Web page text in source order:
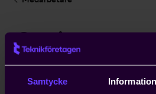
Samtycke Information
Carin
Affärsjurist
Affärsjuridik